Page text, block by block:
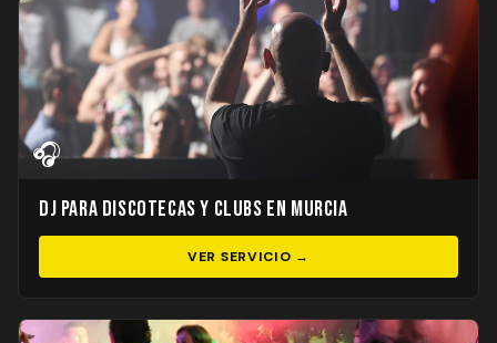
🎧
DJ para Discotecas y Clubs en Murcia
VER SERVICIO →